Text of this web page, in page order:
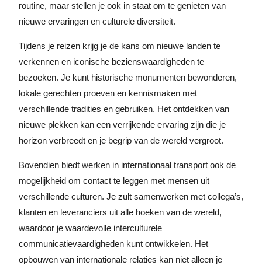
routine, maar stellen je ook in staat om te genieten van
nieuwe ervaringen en culturele diversiteit.
Tijdens je reizen krijg je de kans om nieuwe landen te
verkennen en iconische bezienswaardigheden te
bezoeken. Je kunt historische monumenten bewonderen,
lokale gerechten proeven en kennismaken met
verschillende tradities en gebruiken. Het ontdekken van
nieuwe plekken kan een verrijkende ervaring zijn die je
horizon verbreedt en je begrip van de wereld vergroot.
Bovendien biedt werken in internationaal transport ook de
mogelijkheid om contact te leggen met mensen uit
verschillende culturen. Je zult samenwerken met collega’s,
klanten en leveranciers uit alle hoeken van de wereld,
waardoor je waardevolle interculturele
communicatievaardigheden kunt ontwikkelen. Het
opbouwen van internationale relaties kan niet alleen je